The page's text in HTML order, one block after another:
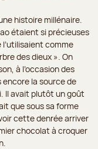
histoire millénaire.
étaient si précieuses
comme
des dieux ». On
à l’occasion des
encore la source de
Il avait plutôt un goût
que sous sa forme
cette denrée arriver
chocolat à croquer